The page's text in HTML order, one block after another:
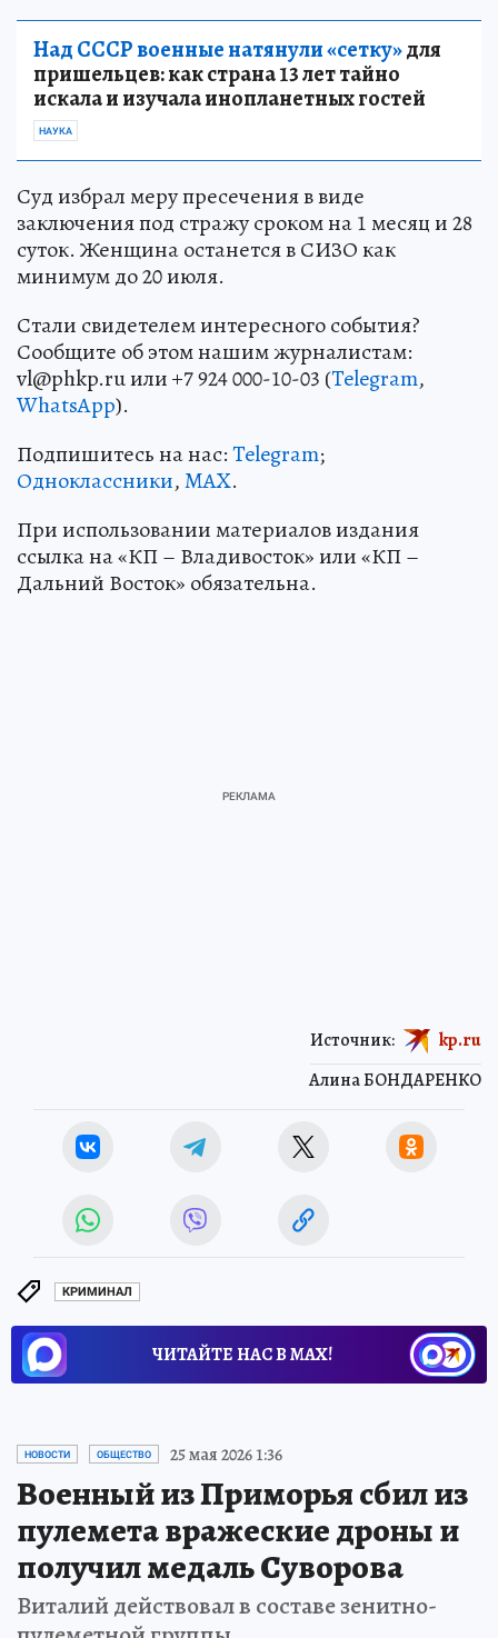
Над СССР военные натянули «сетку»для
пришельцев: как страна 13 лет тайно
искала и изучала инопланетных гостей
НАУКА
Суд избрал меру пресечения в виде
заключения под стражу сроком на 1 месяц и 28
суток. Женщина останется в СИЗО как
минимум до 20 июля.
Стали свидетелем интересного события?
Сообщите об этом нашим журналистам:
vl@phkp.ru или +7 924 000-10-03 (Telegram,
WhatsApp).
Подпишитесь на нас:Telegram;
Одноклассники,MAX.
При использовании материалов издания
ссылка на «КП – Владивосток» или «КП –
Дальний Восток» обязательна.
Алина БОНДАРЕНКО
Источник: kp.ru
КРИМИНАЛ
ЧИТАЙТЕ НАС В МАХ!
НОВОСТИ ОБЩЕСТВО 25 мая 2026 1:36
Военный из Приморья сбил из
пулемета вражеские дроны и
получил медаль Суворова
Виталий действовал в составе зенитно-